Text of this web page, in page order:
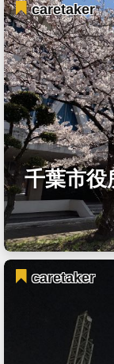
caretaker
千葉市役
caretaker